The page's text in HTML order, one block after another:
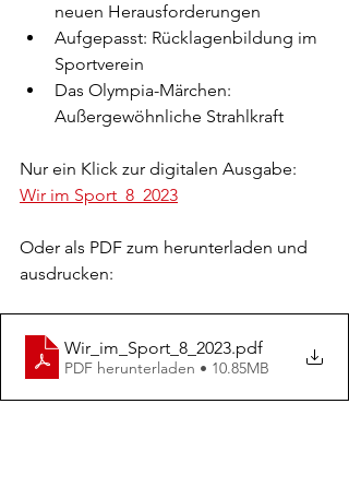
neuen Herausforderungen
Aufgepasst: Rücklagenbildung im
Sportverein
Das Olympia-Märchen:
Außergewöhnliche Strahlkraft
Nur ein Klick zur digitalen Ausgabe:
Wir im Sport_8_2023
Oder als PDF zum herunterladen und
ausdrucken:
Wir_im_Sport_8_2023.pdf
PDF herunterladen • 10.85MB